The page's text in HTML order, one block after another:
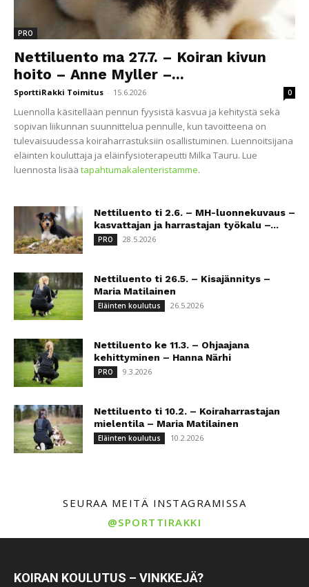
PRO
Nettiluento ma 27.7. – Koiran kivun
hoito – Anne Myller –...
SporttiRakki Toimitus - 15.6.2026 0
Luennolla käsitellään pennun fyysistä kasvua ja kehitystä sekä
sopivan liikunnan suunnittelua pennulle, kun tavoitteena on
tulevaisuudessa koiraharrastuksiin osallistuminen. Luennoitsijana
eläinten kouluttaja ja eläinfysioterapeutti Milka Tauru. Lue
luennosta lisää tapahtumakalenteristamme.
Nettiluento ti 2.6. – MH-luonnekuvaus –
kasvattajan ja harrastajan työkalu –...
PRO 28.5.2026
Nettiluento ti 26.5. – Kisajännitys –
Maria Matilainen
Eläinten koulutus 26.5.2026
Nettiluento ke 11.3. – Ohjaajana
kehittyminen – Hanna Närhi
PRO 9.3.2026
Nettiluento ti 10.2. – Koiraharrastajan
mielentila – Maria Matilainen
Eläinten koulutus 10.2.2026
SEURAA MEITÄ INSTAGRAMISSA
@SPORTTIRAKKI
KOIRAN KOULUTUS – VINKKEJÄ?